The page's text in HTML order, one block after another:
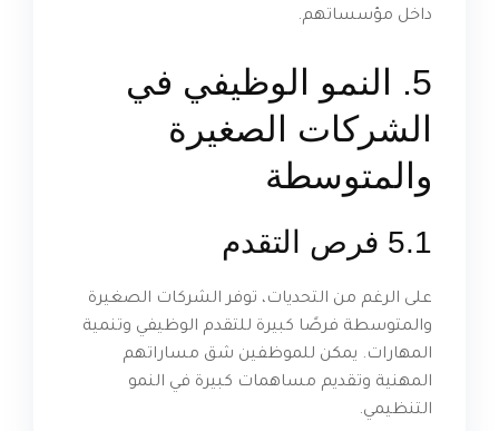
داخل مؤسساتهم.
5. النمو الوظيفي في
الشركات الصغيرة
والمتوسطة
5.1 فرص التقدم
على الرغم من التحديات، توفر الشركات الصغيرة
والمتوسطة فرصًا كبيرة للتقدم الوظيفي وتنمية
المهارات. يمكن للموظفين شق مساراتهم
المهنية وتقديم مساهمات كبيرة في النمو
التنظيمي.